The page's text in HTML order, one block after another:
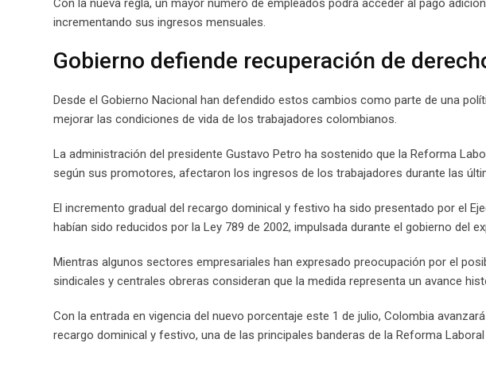
Con la nueva regla, un mayor número de empleados podrá acceder al pago
incrementando sus ingresos mensuales.
Gobierno defiende recuperación de
Desde el Gobierno Nacional han defendido estos cambios como parte de una
mejorar las condiciones de vida de los trabajadores colombianos.
La administración del presidente Gustavo Petro ha sostenido que la Reforma
según sus promotores, afectaron los ingresos de los trabajadores durante las
El incremento gradual del recargo dominical y festivo ha sido presentado por el
habían sido reducidos por la Ley 789 de 2002, impulsada durante el gobierno del
Mientras algunos sectores empresariales han expresado preocupación por el
sindicales y centrales obreras consideran que la medida representa un avance
Con la entrada en vigencia del nuevo porcentaje este 1 de julio, Colombia
recargo dominical y festivo, una de las principales banderas de la Reforma